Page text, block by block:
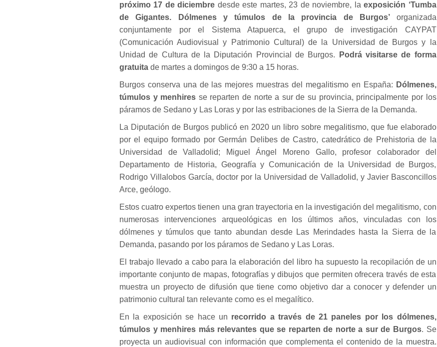
próximo 17 de diciembre desde este martes, 23 de noviembre, laexposición ‘Tumba
de Gigantes. Dólmenes y túmulos de la provincia de Burgos’ organizada
conjuntamente por el Sistema Atapuerca, el grupo de investigación CAYPAT
(Comunicación Audiovisual y Patrimonio Cultural) de la Universidad de Burgos y la
Unidad de Cultura de la Diputación Provincial de Burgos.
Podrá visitarse de forma
gratuita de martes a domingos de 9:30 a 15 horas.
Burgos conserva una de las mejores muestras del megalitismo en España: Dólmenes,
túmulos y menhires se reparten de norte a sur de su provincia, principalmente por los
páramos de Sedano y Las Loras y por las estribaciones de la Sierra de la Demanda.
La Diputación de Burgos publicó en 2020 un libro sobre megalitismo, que fue elaborado
por el equipo formado por Germán Delibes de Castro, catedrático de Prehistoria de la
Universidad de Valladolid; Miguel Ángel Moreno Gallo, profesor colaborador del
Departamento de Historia, Geografía y Comunicación de la Universidad de Burgos,
Rodrigo Villalobos García, doctor por la Universidad de Valladolid, y Javier Basconcillos
Arce, geólogo.
Estos cuatro expertos tienen una gran trayectoria en la investigación del megalitismo, con
numerosas intervenciones arqueológicas en los últimos años, vinculadas con los
dólmenes y túmulos que tanto abundan desde Las Merindades hasta la Sierra de la
Demanda, pasando por los páramos de Sedano y Las Loras.
El trabajo llevado a cabo para la elaboración del libro ha supuesto la recopilación de un
importante conjunto de mapas, fotografías y dibujos que permiten ofrecera través de esta
muestra un proyecto de difusión que tiene como objetivo dar a conocer y defender un
patrimonio cultural tan relevante como es el megalítico.
En la exposición se hace un recorrido a través de 21 paneles por los dólmenes,
túmulos y menhires más relevantes que se reparten de norte a sur de Burgos. Se
proyecta un audiovisual con información que complementa el contenido de la muestra.